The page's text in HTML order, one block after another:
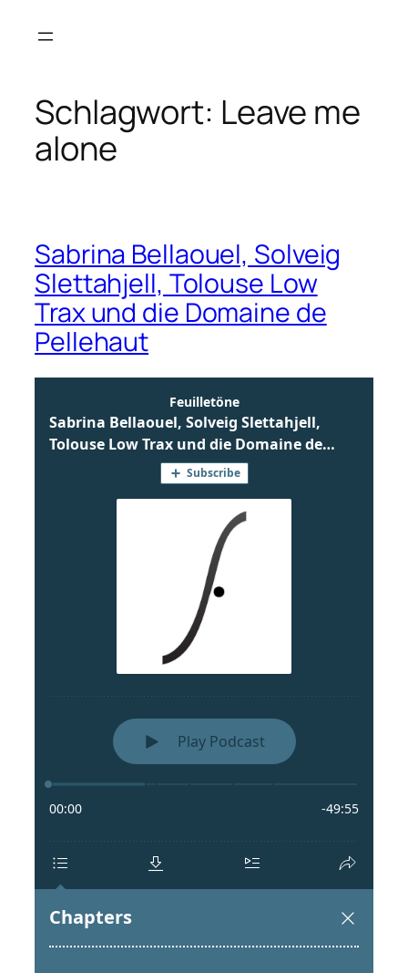
Inhalt
Schlagwort: Leave me
alone
Sabrina Bellaouel, Solveig
Slettahjell, Tolouse Low
Trax und die Domaine de
Pellehaut